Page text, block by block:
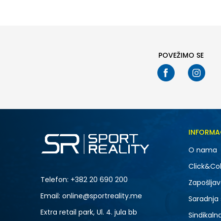
POVEŽIMO SE
Telefon: +382 20 690 200
Email: online@sportreality.me
Extra retail park, Ul. 4. jula bb
O nama